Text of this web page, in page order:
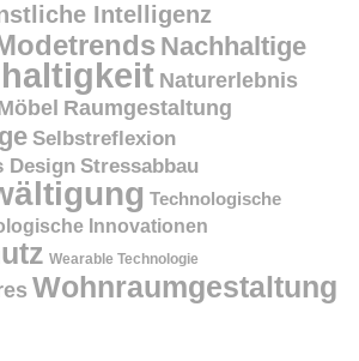
Intelligenz
Nachhaltige
Naturerlebnis
Raumgestaltung
Selbstreflexion
Design Stressabbau
Technologische
Innovationen
Wearable Technologie
Wohnraumgestaltung